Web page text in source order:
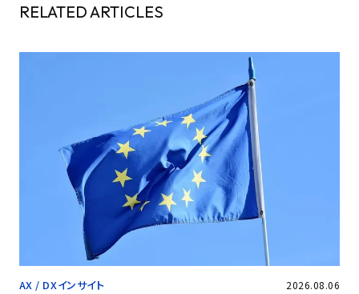
RELATED ARTICLES
AX / DXインサイト 2026.08.06